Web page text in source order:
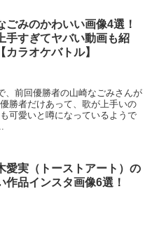
ごみのかわいい画像4選！
手すぎてヤバい動画も紹
カラオケバトル】
、前回優勝者の山崎なごみさんが
勝者だけあって、歌が上手いの
可愛いと噂になっているようで
愛実（トーストアート）の
作品インスタ画像6選！